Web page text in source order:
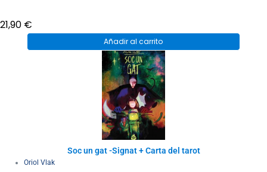
21,90 €
Añadir al carrito
Soc un gat -Signat + Carta del tarot
Oriol Vlak